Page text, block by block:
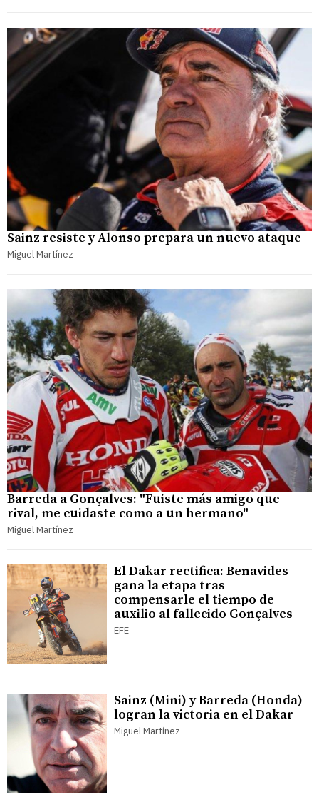
Sainz resiste y Alonso prepara un nuevo ataque
Miguel Martínez
Barreda a Gonçalves: "Fuiste más amigo que
rival, me cuidaste como a un hermano"
Miguel Martínez
El Dakar rectifica: Benavides
gana la etapa tras
compensarle el tiempo de
auxilio al fallecido Gonçalves
EFE
Sainz (Mini) y Barreda (Honda)
logran la victoria en el Dakar
Miguel Martínez